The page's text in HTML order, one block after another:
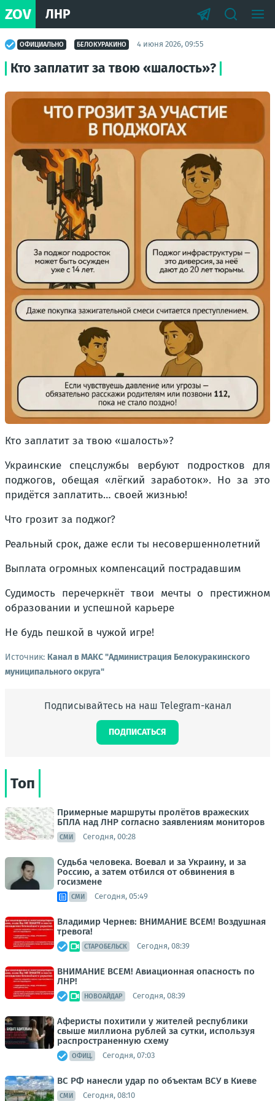
ZOV ЛНР
ОФИЦИАЛЬНО БЕЛОКУРАКИНО 4 июня 2026, 09:55
Кто заплатит за твою «шалость»?
Кто заплатит за твою «шалость»?
Украинские спецслужбы вербуют подростков для
поджогов, обещая «лёгкий заработок». Но за это
придётся заплатить… своей жизнью!
Что грозит за поджог?
Реальный срок, даже если ты несовершеннолетний
Выплата огромных компенсаций пострадавшим
Судимость перечеркнёт твои мечты о престижном
образовании и успешной карьере
Не будь пешкой в чужой игре!
Источник: Канал в МАКС "Администрация Белокуракинского
муниципального округа"
Подписывайтесь на наш Telegram-канал
ПОДПИСАТЬСЯ
Топ
Примерные маршруты пролётов вражеских
БПЛА над ЛНР согласно заявлениям мониторов
СМИ Сегодня, 00:28
Судьба человека. Воевал и за Украину, и за
Россию, а затем отбился от обвинения в
госизмене
СМИ Сегодня, 05:49
Владимир Чернев: ВНИМАНИЕ ВСЕМ! Воздушная
тревога!
СТАРОБЕЛЬСК Сегодня, 08:39
ВНИМАНИЕ ВСЕМ! Авиационная опасность по
ЛНР!
НОВОАЙДАР Сегодня, 08:39
Аферисты похитили у жителей республики
свыше миллиона рублей за сутки, используя
распространенную схему
ОФИЦ. Сегодня, 07:03
ВС РФ нанесли удар по объектам ВСУ в Киеве
СМИ Сегодня, 08:10